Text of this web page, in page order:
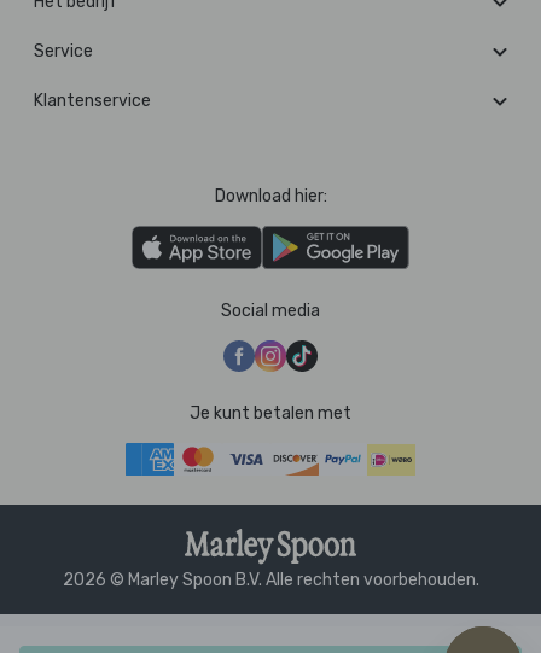
Service
Klantenservice
Download hier:
Social media
Je kunt betalen met
2026 © Marley Spoon B.V. Alle rechten voorbehouden.